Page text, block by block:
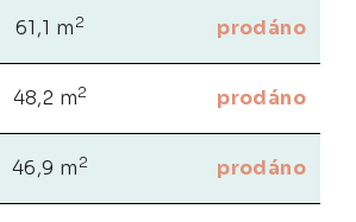
61,1 m 2 prodáno
48,2 m2 prodáno
46,9 m 2 prodáno